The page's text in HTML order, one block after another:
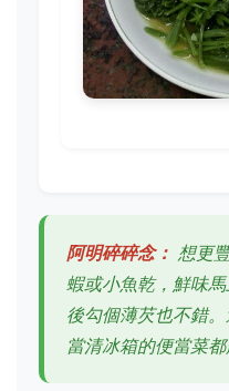
阿明碎碎念： 想更
蝦或小魚乾，鮮味
後勾個薄芡也不錯
當清冰箱的便當菜都